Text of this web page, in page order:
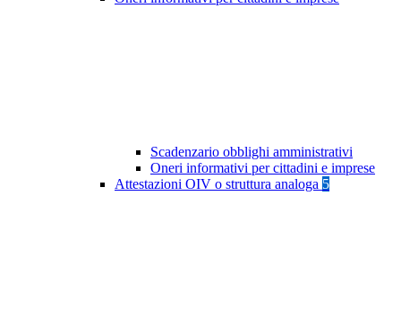
Scadenzario obblighi amministrativi
Oneri informativi per cittadini e imprese
Attestazioni OIV o struttura analoga 5